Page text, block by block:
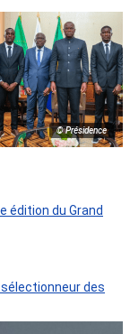
© Présidence
édition du Grand
des